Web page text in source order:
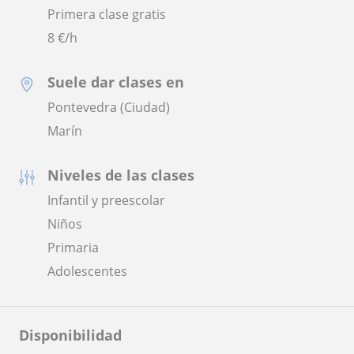
Primera clase gratis
8€/h
Suele dar clases en
Pontevedra (Ciudad)
Marín
Niveles de las clases
Infantil y preescolar
Niños
Primaria
Adolescentes
Disponibilidad